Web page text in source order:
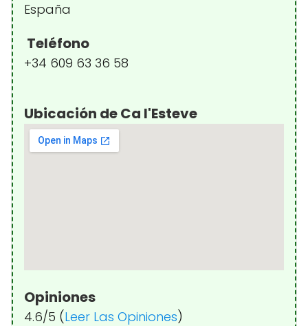
España
Teléfono
+34 609 63 36 58
Ubicación de Ca l'Esteve
Opiniones
4.6/5 (Leer Las Opiniones)